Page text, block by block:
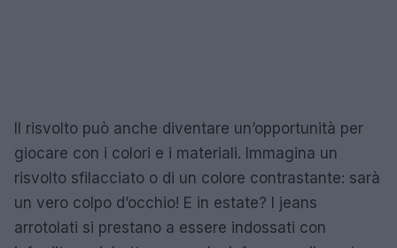
Il risvolto può anche diventare un’opportunità per
giocare con i colori e i materiali. Immagina un
risvolto sfilacciato o di un colore contrastante: sarà
un vero colpo d’occhio! E in estate? I jeans
arrotolati si prestano a essere indossati con